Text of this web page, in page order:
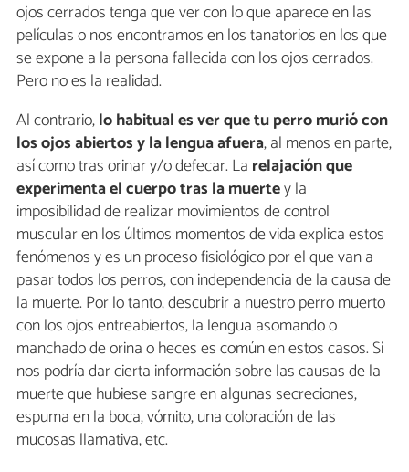
ojos cerrados tenga que ver con lo que aparece en las
películas o nos encontramos en los tanatorios en los que
se expone a la persona fallecida con los ojos cerrados.
Pero no es la realidad.
Al contrario,lo habitual es ver que tu perro murió con
los ojos abiertosy la lengua afuera, al menos en parte,
así como tras orinar y/o defecar. La relajación que
experimenta el cuerpo tras la muertey la
imposibilidad de realizar movimientos de control
muscular en los últimos momentos de vida explica estos
fenómenos y es un proceso fisiológico por el que van a
pasar todos los perros, con independencia de la causa de
la muerte. Por lo tanto, descubrir a nuestro perro muerto
con los ojos entreabiertos, la lengua asomando o
manchado de orina o heces es común en estos casos. Sí
nos podría dar cierta información sobre las causas de la
muerte que hubiese sangre en algunas secreciones,
espuma en la boca, vómito, una coloración de las
mucosas llamativa, etc.